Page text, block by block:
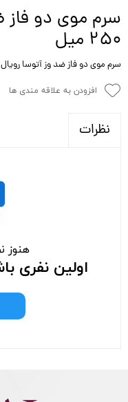
سرم موی دو فاز
۲۵۰ میل
سرم موی دو فاز ضد وز آتوسا رویال ۲۵۰ میل
افزودن به علاقه مندی ها
نظرات
هنوز
اولین نفری